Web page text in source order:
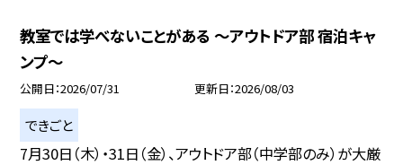
教室では学べないことがある ～アウトドア部 宿泊キャ
ンプ～
公開日 2026/07/31 更新日 2026/08/03
できごと
7月30日（木）・31日（金）、アウトドア部（中学部のみ）が大厳